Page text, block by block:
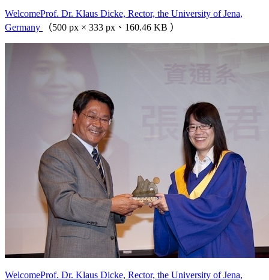
WelcomeProf. Dr. Klaus Dicke, Rector, the University of Jena,
Germany
（500 px × 333 px、160.46 KB ）
WelcomeProf. Dr. Klaus Dicke, Rector, the University of Jena,